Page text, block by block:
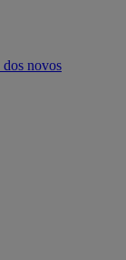
novos